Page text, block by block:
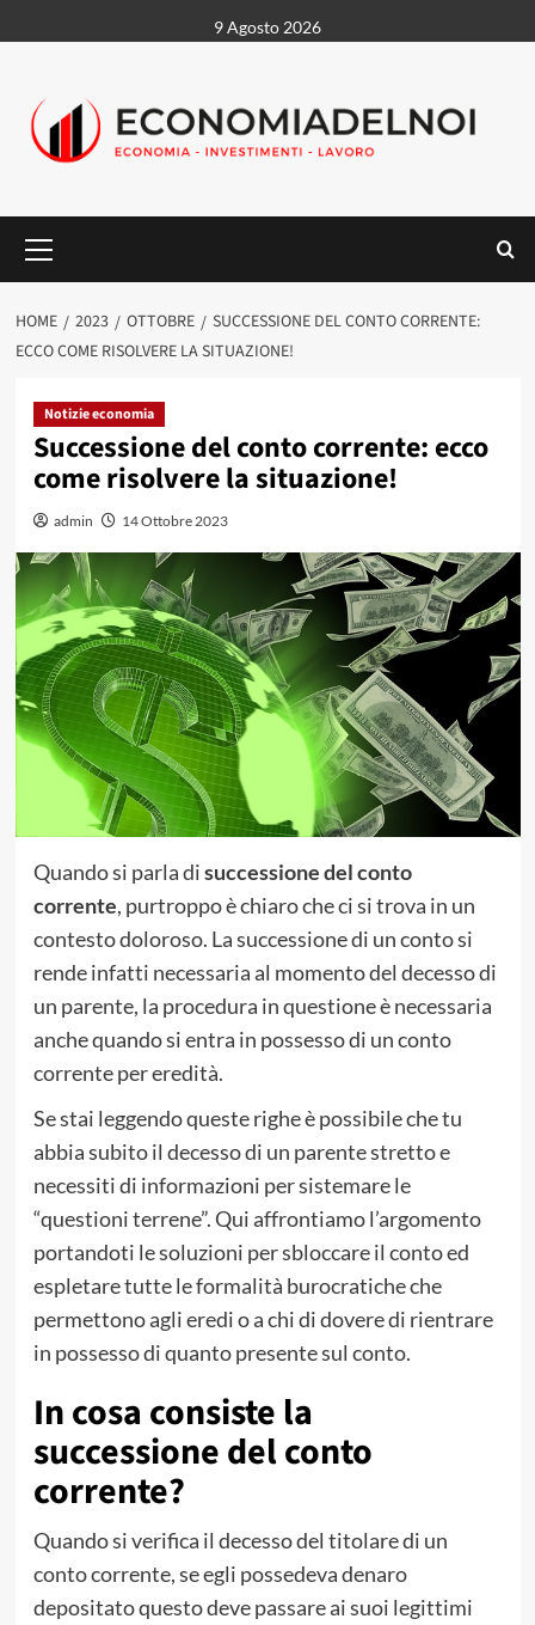
al
9 Agosto 2026
principale
HOME 2023 OTTOBRE
SUCCESSIONE DEL CONTO CORRENTE:
ECCO COME RISOLVERE LA SITUAZIONE!
Notizie economia
Successione del conto corrente: ecco
come risolvere la situazione!
admin 14 Ottobre 2023
Quando si parla disuccessione del conto
corrente, purtroppo è chiaro che ci si trova in un
contesto doloroso. La successione di un conto si
rende infatti necessaria al momento del decesso di
un parente, la procedura in questione è necessaria
anche quando si entra in possesso di un conto
corrente per eredità.
Se stai leggendo queste righe è possibile che tu
abbia subito il decesso di un parente stretto e
necessiti di informazioni per sistemare le
“questioni terrene”. Qui affrontiamo l’argomento
portandoti le soluzioni per sbloccare il conto ed
espletare tutte le formalità burocratiche che
permettono agli eredi o a chi di dovere di rientrare
in possesso di quanto presente sul conto.
In cosa consiste la
successione del conto
corrente?
Quando si verifica il decesso del titolare di un
conto corrente, se egli possedeva denaro
depositato questo deve passare ai suoi legittimi